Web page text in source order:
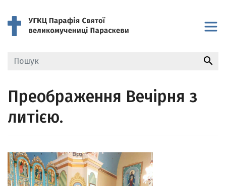
search
Преображення Вечірня з
литією.